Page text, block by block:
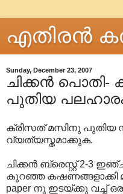
എതിരന്‍
Sunday, December 23, 2007
ചിക്കന്‍ പൊതി-
പുതിയ
ക്രിസത് മസിനു പുതിയ
വ്യത്യസ്തമാക്കുക.
ചിക്കന്‍ ബ്രെസ്റ്റ് 2-3
കുറഞ്ഞ കഷണങ്ങളാക്കി
paper നു ഇടയ്ക്കു വച്ച്